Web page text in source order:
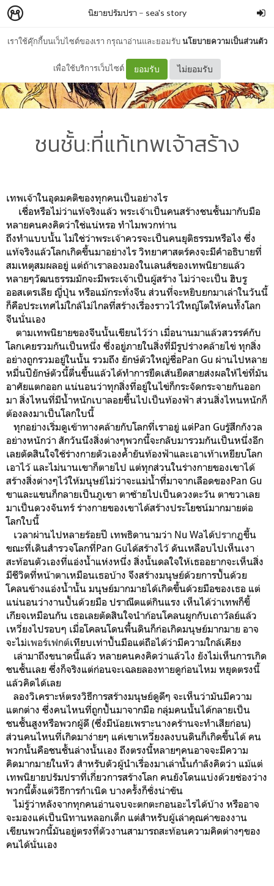
เราใช้คุ๊กกี้บนเว็บไซต์ของเรา กรุณาอ่านและยอมรับนโยบายความเป็นส่วนตัว
เพื่อใช้บริการเว็บไซต์ ยอมรับ ไม่ยอมรับ
นิยายปรัมปรา– sea's story
ชนชั้น:ที่แท้เทพเจ้าสร้าง
เทพเจ้าในอุดมคติของทุกคนเป็นอย่างไร
เชื่อหรือไม่ว่าแท้จริงแล้ว พระเจ้าเป็นคนสร้างชนชั้นมากับมือ
หลายคนคงคิดว่าใช่แน่หรอ ทำไมพวกท่าน
ถึงทำแบบนั้น ไม่ใช่ว่าพระเจ้าควรจะเป็นคนยุติธรรมหรือไง ซึ่ง
แท้จริงแล้วโลกเกิดขึ้นมาอย่างไร วิทยาศาสตร์คงจะมีคำอธิบายที่
สมเหตุสมผลอยู่ แต่ถ้าเราลองมองในเลนส์ของเทพนิยายแล้ว
หลายๆวัฒนธรรมมักจะมีพระเจ้าเป็นผู้สร้าง ไม่ว่าจะเป็น ฮิบรู
ออสเตรเลีย ญี่ปุ่น หรือแม้กระทั่งจีน ส่วนที่จะหยิบยกมาเล่าในวันนี้
ก็คือประเทศไม่ใกล้ไม่ไกลที่สร้างเรื่องราวไว้ใหญ่โตให้คนทั้งโลก
จีนนั่นเอง
ตามเทพนิยายของจีนนั้นเขียนไว้ว่า เมื่อนานมาแล้วสวรรค์กับ
โลกเคยรวมกันเป็นหนึ่ง ซึ่งอยู่ภายในสิ่งที่มีรูปร่างคล้ายไข่ ทุกสิ่ง
อย่างถูกรวมอยู่ในนั้น รวมถึง ยักษ์ตัวใหญ่ชื่อPan Gu ผ่านไปหลาย
หมื่นปียักษ์ตัวนี้ตื่นขื้นแล้วได้ทำการยืดเส้นยืดสายส่งผลให้ไข่ที่มัน
อาศัยแตกออก แน่นอนว่าทุกสิ่งที่อยู่ในไข่ก็กระจัดกระจายกันออก
มา สิ่งไหนที่มีน้ำหนักเบาลอยขึ้นไปเป็นท้องฟ้า ส่วนสิ่งไหนหนักก็
ต้องลงมาเป็นโลกใบนี้
ทุกอย่างเริ่มดูเข้าทางคล้ายกับโลกที่เราอยู่ แต่Pan Guรู้สึกกังวล
อย่างหนักว่า สักวันนึงสิ่งต่างๆพวกนี้จะกลับมารวมกันเป็นหนึ่งอีก
เลยตัดสินใจใช้ร่างกายตัวเองค้ำยันท้องฟ้าและเอาเท้าเหยียบโลก
เอาไว้ และไม่นานเขาก็ตายไป แต่ทุกส่วนในร่างกายของเขาได้
สร้างสิ่งต่างๆไว้ให้มนุษย์ไม่ว่าจะแม่น้ำที่มาจากเลือดของPan Gu
ขาและแขนก็กลายเป็นภูเขา ตาซ้ายไปเป็นดวงตะวัน ตาขวาเลย
มาเป็นดวงจันทร์ ร่างกายของเขาได้สร้างประโยชน์มากมายต่อ
โลกใบนี้
เวลาผ่านไปหลายร้อยปี เทพธิดานามว่า Nu Waได้ปรากฏขึ้น
ขณะที่เดินสำรวจโลกที่Pan Guได้สร้างไว้ ดันเหลือบไปเห็นเงา
สะท้อนตัวเองที่แอ่งน้ำแห่งหนึ่ง สิ่งนั้นดลใจให้เธออยากจะเห็นสิ่ง
มีชีวิตที่หน้าตาเหมือนเธอบ้าง จึงสร้างมนุษย์ด้วยการปั้นด้วย
โคลนข้างแอ่งน้ำนั้น มนุษย์มากมายได้เกิดขึ้นด้วยมือของเธอ แต่
แน่นอนว่างานปั้นด้วยมือ ปราณีตแต่กินแรง เห็นได้ว่าเทพก็ขี้
เกียจเหมือนกัน เธอเลยตัดสินใจนำก้อนโคลนผูกกับเถาวัลย์แล้ว
เหวี่ยงไปรอบๆ เมื่อโคลนโดนพื้นดินก็ก่อเกิดมนุษย์มากมาย อาจ
จะไม่เพอร์เฟกต์เทียบเท่าปั้นมือแต่ถือได้ว่ามีความใกล้เคียง
เล่ามาถึงขนาดนี้แล้ว หลายคนคงคิดว่าแล้วไง ยังไม่เห็นการเกิด
ชนชั้นเลย ซึ่งก็จริงแต่ก่อนจะเฉลยลองทายดูก่อนไหม หยุดตรงนี้
แล้วคิดได้เลย
ลองวิเคราะห์ตรงวิธีการสร้างมนุษย์ดูดีๆ จะเห็นว่ามันมีความ
แตกต่าง ซึ่งคนไหนที่ถูกปั้นมาจากมือ กลุ่มคนนั้นได้กลายเป็น
ชนชั้นสูงหรือพวกผู้ดี (ซึ่งมีน้อยเพราะนางคร้านจะทำเสียก่อน)
ส่วนคนไหนที่เกิดมาง่ายๆ แค่เขาเหวี่ยงลงบนดินก็เกิดขึ้นได้ คน
พวกนั้นคือชนชั้นล่างนั้นเอง ถึงตรงนี้หลายๆคนอาจจะมีความ
คิดมากมายในหัว สำหรับตัวผู้นำเรื่องมาเล่านั้นกำลังคิดว่า แม้แต่
เทพนิยายปรัมปราที่เกี่ยวการสร้างโลก คนยังโดนแบ่งด้วยช่องว่าง
พวกนี้ตั้งแต่วิธีการกำเนิด บางครั้งก็ชั่งน่าขัน
ไม่รู้ว่าหลังจากทุกคนอ่านจบจะตกตะกอนอะไรได้บ้าง หรืออาจ
จะมองแค่เป็นนิทานหลอกเด็ก แต่สำหรับผู้เล่าคุณค่าของงาน
เขียนพวกนี้มันอยู่ตรงที่ตัวงานสามารถสะท้อนความคิดต่างๆของ
คนได้นั่นเอง